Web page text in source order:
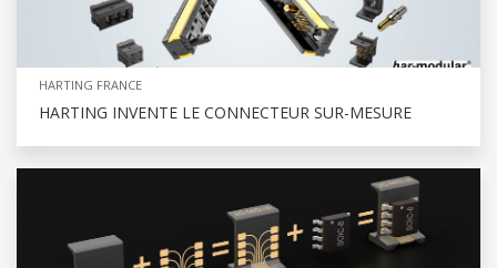
HARTING FRANCE
HARTING INVENTE LE CONNECTEUR SUR-MESURE